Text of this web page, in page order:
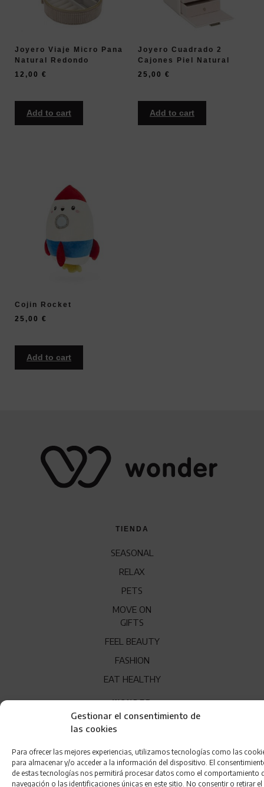
Gestionar el consentimiento de
las cookies
Para ofrecer las mejores experiencias, utilizamos tecnologías como las
para almacenar y/o acceder a la información del dispositivo. El
de estas tecnologías nos permitirá procesar datos como el comportamiento
navegación o las identificaciones únicas en este sitio. No consentir o retirar el
Joyero Viaje Micro Pana
Natural Redondo
12,00 €
Add to cart
Joyero Cuadrado 2
Cajones Piel Natural
25,00 €
Add to cart
Cojin Rocket
25,00 €
Add to cart
TIENDA
SEASONAL
RELAX
PETS
MOVE ON
GIFTS
FEEL BEAUTY
FASHION
EAT HEALTHY
WONDER
QUÍENES SOMOS
FRANQUICIA